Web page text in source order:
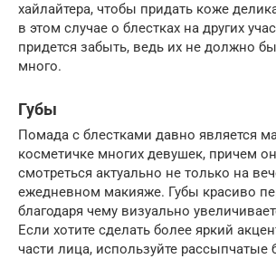
хайлайтера, чтобы придать коже
в этом случае о блестках на других
придется забыть, ведь их не должно
много.
Губы
Помада с блестками давно является
косметичке многих девушек, причем
смотреться актуально не только на
ежедневном макияже. Губы красиво
благодаря чему визуально
Если хотите сделать более яркий
части лица, используйте рассыпчатые